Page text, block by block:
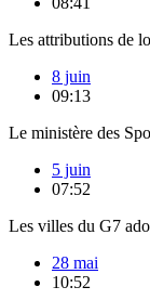
Les attributions de
8 juin
09:13
Le ministère des
5 juin
07:52
Les villes du G7
28 mai
10:52